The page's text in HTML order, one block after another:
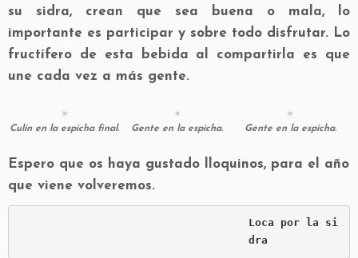
su sidra, crean que sea buena o mala, lo
importante es participar y sobre todo disfrutar. Lo
fructífero de esta bebida al compartirla es que
une cada vez a más gente.
Culín en la espicha final. Gente en la espicha. Gente en la espicha.
Espero que os haya gustado lloquinos, para el año
que viene volveremos.
Loca por la si
dra